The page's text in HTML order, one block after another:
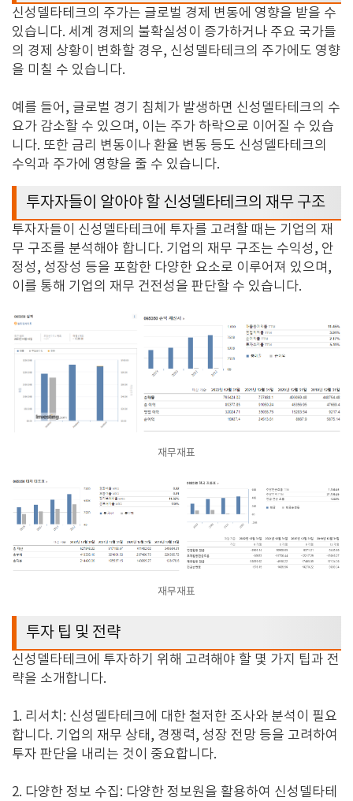
신성델타테크의 주가는 글로벌 경제 변동에 영향을 받을 수
있습니다. 세계 경제의 불확실성이 증가하거나 주요 국가들
의 경제 상황이 변화할 경우, 신성델타테크의 주가에도 영향
을 미칠 수 있습니다.
예를 들어 , 글로벌 경기 침체가 발생하면 신성델타테크의 수
요가 감소할 수 있으며 , 이는 주가 하락으로 이어질 수 있습
니다. 또한 금리 변동이나 환율 변동 등도 신성델타테크의
수익과 주가에 영향을 줄 수 있습니다.
투자자들이 알아야 할 신성델타테크의 재무 구조
투자자들이 신성델타테크에 투자를 고려할 때는 기업의 재
무 구조를 분석해야 합니다. 기업의 재무 구조는 수익성 , 안
정성 , 성장성 등을 포함한 다양한 요소로 이루어져 있으며 ,
이를 통해 기업의 재무 건전성을 판단할 수 있습니다.
재무재표
재무재표
투자 팁 및 전략
신성델타테크에 투자하기 위해 고려해야 할 몇 가지 팁과 전
략을 소개합니다.
1. 리서치 : 신성델타테크에 대한 철저한 조사와 분석이 필요
합니다. 기업의 재무 상태 , 경쟁력, 성장 전망 등을 고려하여
투자 판단을 내리는 것이 중요합니다.
2. 다양한 정보 수집: 다양한 정보원을 활용하여 신성델타테